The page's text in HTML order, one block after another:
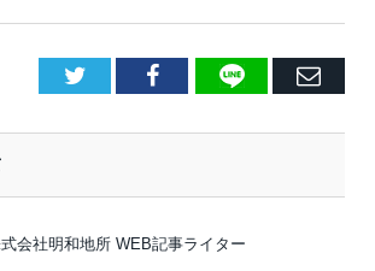
Facebook
LINE
E
会社明和地所 WEB記事ライター